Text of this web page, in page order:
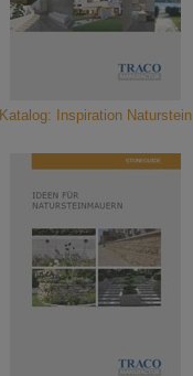
Katalog: Inspiration Naturstein